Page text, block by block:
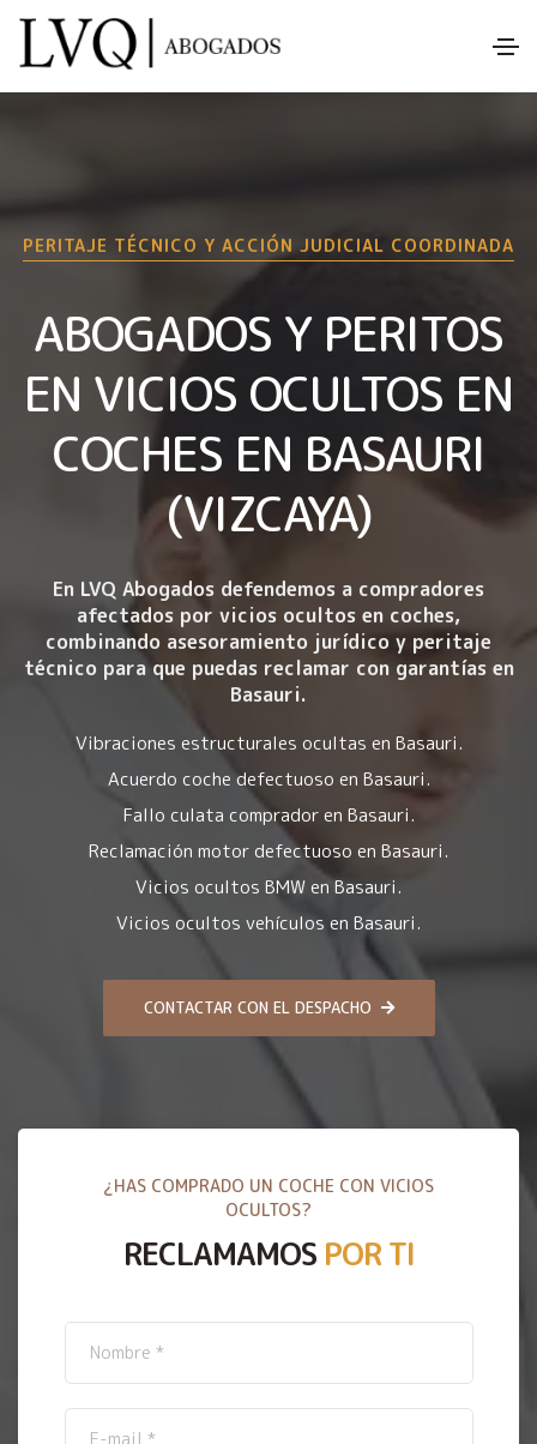
PERITAJE TÉCNICO Y ACCIÓN JUDICIAL COORDINADA
ABOGADOS Y PERITOS
EN VICIOS OCULTOS EN
COCHES EN BASAURI
(VIZCAYA)
En LVQ Abogados defendemos a compradores
afectados por vicios ocultos en coches,
combinando asesoramiento jurídico y peritaje
técnico para que puedas reclamar con garantías en
Basauri.
Vibraciones estructurales ocultas en Basauri.
Acuerdo coche defectuoso en Basauri.
Fallo culata comprador en Basauri.
Reclamación motor defectuoso en Basauri.
Vicios ocultos BMW en Basauri.
Vicios ocultos vehículos en Basauri.
CONTACTAR CON EL DESPACHO
¿HAS COMPRADO UN COCHE CON VICIOS
OCULTOS?
RECLAMAMOS POR TI